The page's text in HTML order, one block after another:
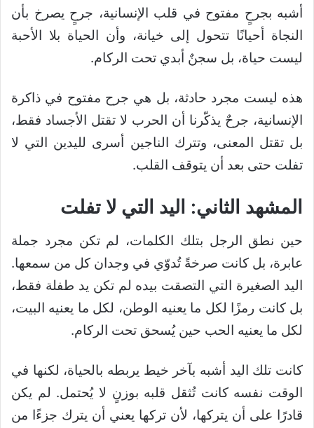
أشبه بجرحٍ مفتوح في قلب الإنسانية، جرحٍ يصرخ بأن
النجاة أحيانًا تتحول إلى خيانة، وأن الحياة بلا الأحبة
ليست حياة، بل سجنٌ أبدي تحت الركام.
هذه ليست مجرد حادثة، بل هي جرح مفتوح في ذاكرة
الإنسانية، جرحٌ يذكّرنا أن الحرب لا تقتل الأجساد فقط،
بل تقتل المعنى، وتترك الناجين أسرى لليدين التي لا
تفلت حتى بعد أن يتوقف القلب.
المشهد الثاني: اليد التي لا تفلت
حين نطق الرجل بتلك الكلمات، لم تكن مجرد جملة
عابرة، بل كانت صرخةً تُدوّي في وجدان كل من سمعها.
اليد الصغيرة التي التصقت بيده لم تكن يد طفلة فقط،
بل كانت رمزًا لكل ما يعنيه الوطن، لكل ما يعنيه البيت،
لكل ما يعنيه الحب حين يُسحق تحت الركام.
كانت تلك اليد أشبه بآخر خيط يربطه بالحياة، لكنها في
الوقت نفسه كانت تُثقل قلبه بوزنٍ لا يُحتمل. لم يكن
قادرًا على أن يتركها، لأن تركها يعني أن يترك جزءًا من